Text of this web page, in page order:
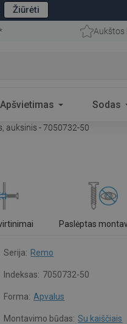
Žiūrėti
Aukštos
Apšvietimas Sodas
auksinis - 7050732-50
Paslėptas
Serija: Remo
Indeksas: 7050732-50
Forma: Apvalus
Montavimo būdas: Su kaiščiais